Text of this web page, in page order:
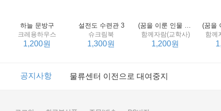
하늘 문방구
크레용하우스
1,200원
설전도 수련관 3
슈크림북
1,300원
(꿈을 이룬 인물 탐구 2) 제인 구달
함께자람(교학사)
1,200원
함께
이벤트 2017년 리브피아 여름방학 참고서 이벤트
공지사항 물류센터 이전으로 대여중지